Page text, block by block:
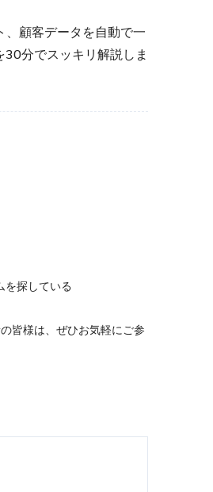
顧客データを自動で一
分でスッキリ解説しま
を探している
皆様は、ぜひお気軽にご参